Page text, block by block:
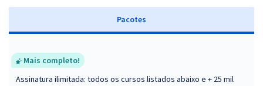
Pacotes
Mais completo!
Assinatura ilimitada: todos os cursos listados abaixo e + 25 mil